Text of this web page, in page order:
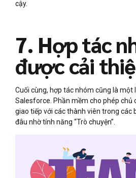
cậy.
7. Hợp tác
được cải
Cuối cùng, hợp tác nhóm cũng là một
Salesforce. Phần mềm cho phép chủ
giao tiếp với các thành viên trong các
đâu nhờ tính năng “Trò chuyện”.